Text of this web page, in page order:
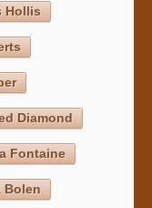
Hollis
Diamond
Fontaine
Bolen